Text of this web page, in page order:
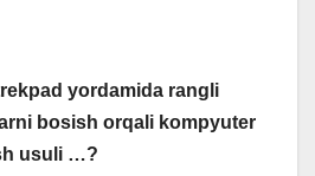
yordamida rangli
bosish orqali kompyuter
usuli …?